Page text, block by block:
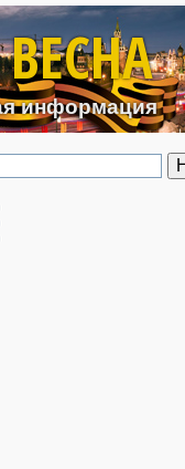
к основному
информация